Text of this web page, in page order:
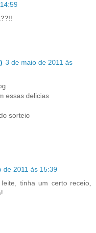
3 de maio de 2011 às
essas delicias
sorteio
de 2011 às 15:39
tinha um certo receio,